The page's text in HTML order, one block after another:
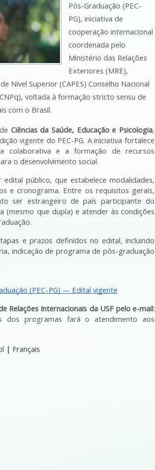
Pós-Graduação (PEC-
PG), iniciativa de
cooperação internacional
coordenada pelo
Ministério das Relações
Exteriores (MRE),
Nível Superior (CAPES) Conselho Nacional
voltada à formação stricto sensu de
com o Brasil.
Ciências da Saúde, Educação e Psicologia,
vigente do PEC-PG. A iniciativa fortalece
colaborativa e a formação de recursos
o desenvolvimento social.
público, que estabelece modalidades,
e cronograma. Entre os requisitos gerais,
ser estrangeiro de país participante do
(mesmo que dupla) e atender às condições
e prazos definidos no edital, incluindo
indicação de programa de pós-graduação
(PEC-PG) — Edital vigente
Relações Internacionais da USF pelo e-mail:
dos programas fará o atendimento aos
| Français